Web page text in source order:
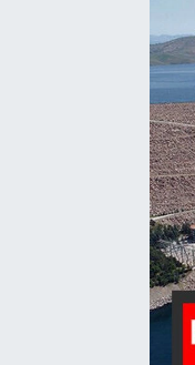
HABERDE
KÜLTÜR-
MAGAZİN
ÖZEL HABER